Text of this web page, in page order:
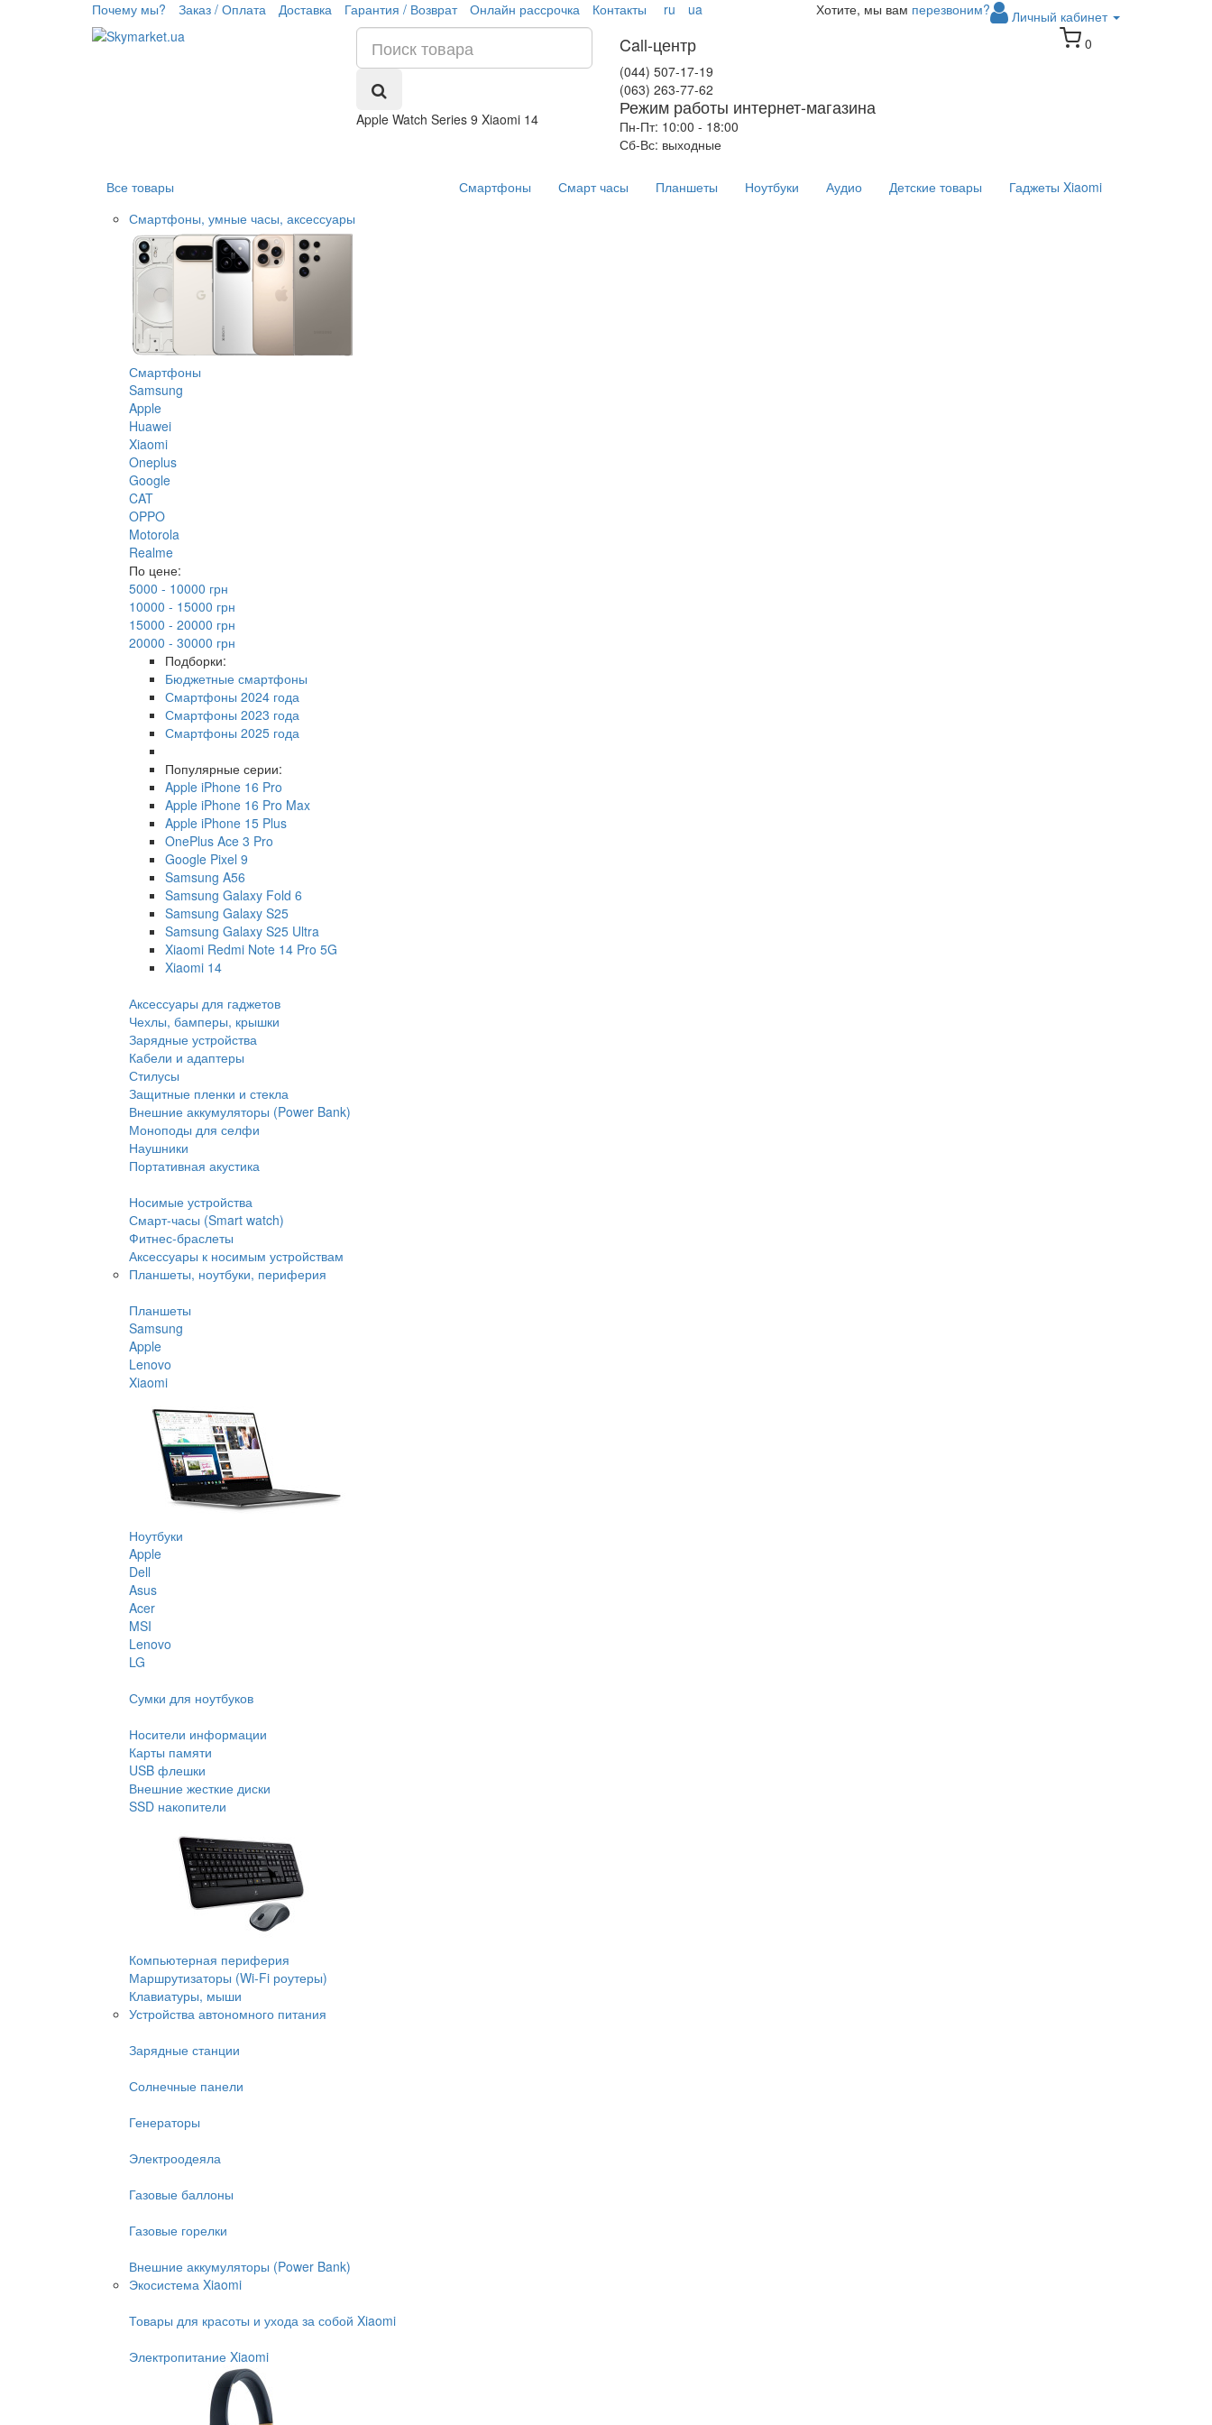
Почему мы? Заказ / Оплата Доставка Гарантия / Возврат Онлайн рассрочка Контакты ru ua Личный кабинет
Хотите, мы вам перезвоним?
Apple Watch Series 9 Xiaomi 14
Call-центр
(044) 507-17-19
(063) 263-77-62
Режим работы интернет-магазина
Пн-Пт: 10:00 - 18:00
Сб-Вс: выходные
0
Все товары
Смартфоны, умные часы, аксессуары
Смартфоны
Samsung
Apple
Huawei
Xiaomi
Oneplus
Google
CAT
OPPO
Motorola
Realme
По цене:
5000 - 10000 грн
10000 - 15000 грн
15000 - 20000 грн
20000 - 30000 грн
Подборки:
Бюджетные смартфоны
Смартфоны 2024 года
Смартфоны 2023 года
Смартфоны 2025 года
Популярные серии:
Apple iPhone 16 Pro
Apple iPhone 16 Pro Max
Apple iPhone 15 Plus
OnePlus Ace 3 Pro
Google Pixel 9
Samsung A56
Samsung Galaxy Fold 6
Samsung Galaxy S25
Samsung Galaxy S25 Ultra
Xiaomi Redmi Note 14 Pro 5G
Xiaomi 14
Аксессуары для гаджетов
Чехлы, бамперы, крышки
Зарядные устройства
Кабели и адаптеры
Стилусы
Защитные пленки и стекла
Внешние аккумуляторы (Power Bank)
Моноподы для селфи
Наушники
Портативная акустика
Носимые устройства
Смарт-часы (Smart watch)
Фитнес-браслеты
Аксессуары к носимым устройствам
Планшеты, ноутбуки, периферия
Планшеты
Samsung
Apple
Lenovo
Xiaomi
Ноутбуки
Apple
Dell
Asus
Acer
MSI
Lenovo
LG
Сумки для ноутбуков
Носители информации
Карты памяти
USB флешки
Внешние жесткие диски
SSD накопители
Компьютерная периферия
Маршрутизаторы (Wi-Fi роутеры)
Клавиатуры, мыши
Устройства автономного питания
Зарядные станции
Солнечные панели
Генераторы
Электроодеяла
Газовые баллоны
Газовые горелки
Внешние аккумуляторы (Power Bank)
Экосистема Xiaomi
Товары для красоты и ухода за собой Xiaomi
Электропитание Xiaomi
Смартфоны Смарт часы Планшеты Ноутбуки Аудио Детские товары Гаджеты Xiaomi